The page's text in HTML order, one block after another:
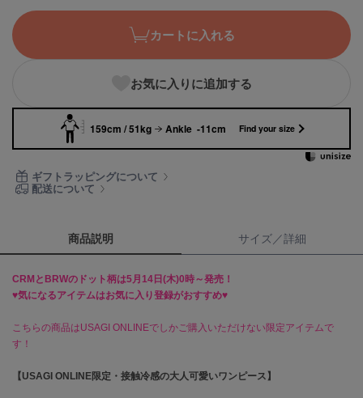
Barbour
バブアー
Beyond Closet
Calvin Klein
カルバン・クライン
CELFORD
セルフォード
クラークス
コードエー
コール ハーン
カートに入れる
お気に入りに追加する
159cm / 51kg Ankle -11cm Find your size
ギフトラッピングについて
配送について
商品説明 サイズ／詳細
CRMとBRWのドット柄は5月14日(木)0時～発売！
♥気になるアイテムはお気に入り登録がおすすめ♥
こちらの商品はUSAGI ONLINEでしかご購入いただけない限定アイテムで
す！
【USAGI ONLINE限定・接触冷感の大人可愛いワンピース】